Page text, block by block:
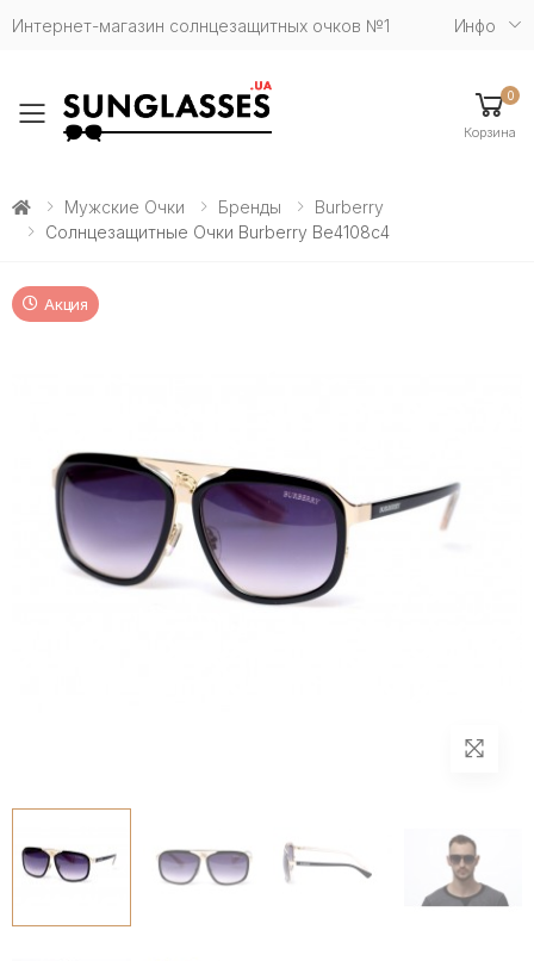
Интернет-магазин солнцезащитных очков №1 Инфо
Toggle mobile menu
0
Корзина
Мужские Очки Бренды
Burberry
Солнцезащитные Очки Burberry Be4108c4
Акция